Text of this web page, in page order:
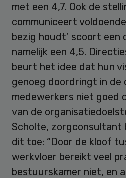
met een 4,7. Ook de
communiceert
bezig houdt’ scoort een
namelijk een 4,5.
beurt het idee dat hun
genoeg doordringt in de
medewerkers niet goed
van de
Scholte, zorgconsultant
dit toe: “Door de kloof
werkvloer bereikt veel
bestuurskamer niet, en